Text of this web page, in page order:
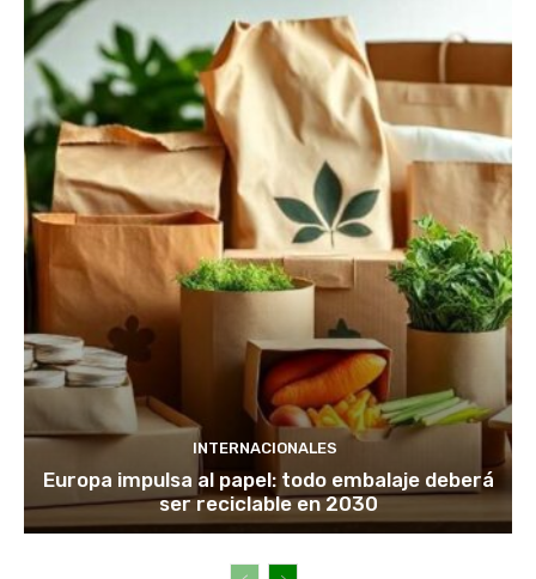
INTERNACIONALES
Europa impulsa al papel: todo embalaje deberá
ser reciclable en 2030